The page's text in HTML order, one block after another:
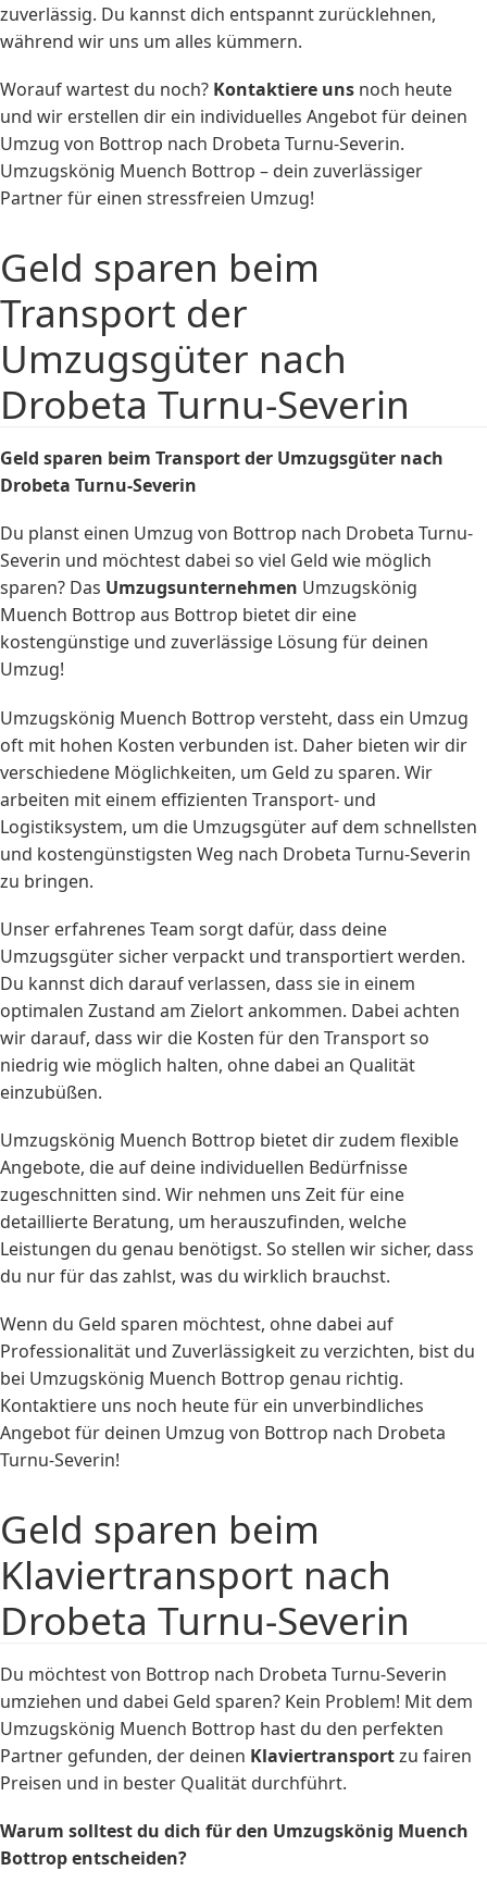
zuverlässig. Du kannst dich entspannt zurücklehnen,
während wir uns um alles kümmern.
Worauf wartest du noch? Kontaktiere uns noch heute
und wir erstellen dir ein individuelles Angebot für deinen
Umzug von Bottrop nach Drobeta Turnu-Severin.
Umzugskönig Muench Bottrop – dein zuverlässiger
Partner für einen stressfreien Umzug!
Geld sparen beim
Transport der
Umzugsgüter nach
Drobeta Turnu-Severin
Geld sparen beim Transport der Umzugsgüter nach
Drobeta Turnu-Severin
Du planst einen Umzug von Bottrop nach Drobeta Turnu-
Severin und möchtest dabei so viel Geld wie möglich
sparen? Das Umzugsunternehmen Umzugskönig
Muench Bottrop aus Bottrop bietet dir eine
kostengünstige und zuverlässige Lösung für deinen
Umzug!
Umzugskönig Muench Bottrop versteht, dass ein Umzug
oft mit hohen Kosten verbunden ist. Daher bieten wir dir
verschiedene Möglichkeiten, um Geld zu sparen. Wir
arbeiten mit einem effizienten Transport- und
Logistiksystem, um die Umzugsgüter auf dem schnellsten
und kostengünstigsten Weg nach Drobeta Turnu-Severin
zu bringen.
Unser erfahrenes Team sorgt dafür, dass deine
Umzugsgüter sicher verpackt und transportiert werden.
Du kannst dich darauf verlassen, dass sie in einem
optimalen Zustand am Zielort ankommen. Dabei achten
wir darauf, dass wir die Kosten für den Transport so
niedrig wie möglich halten, ohne dabei an Qualität
einzubüßen.
Umzugskönig Muench Bottrop bietet dir zudem flexible
Angebote, die auf deine individuellen Bedürfnisse
zugeschnitten sind. Wir nehmen uns Zeit für eine
detaillierte Beratung, um herauszufinden, welche
Leistungen du genau benötigst. So stellen wir sicher, dass
du nur für das zahlst, was du wirklich brauchst.
Wenn du Geld sparen möchtest, ohne dabei auf
Professionalität und Zuverlässigkeit zu verzichten, bist du
bei Umzugskönig Muench Bottrop genau richtig.
Kontaktiere uns noch heute für ein unverbindliches
Angebot für deinen Umzug von Bottrop nach Drobeta
Turnu-Severin!
Geld sparen beim
Klaviertransport nach
Drobeta Turnu-Severin
Du möchtest von Bottrop nach Drobeta Turnu-Severin
umziehen und dabei Geld sparen? Kein Problem! Mit dem
Umzugskönig Muench Bottrop hast du den perfekten
Partner gefunden, der deinen Klaviertransportzu fairen
Preisen und in bester Qualität durchführt.
Warum solltest du dich für den Umzugskönig Muench
Bottrop entscheiden?